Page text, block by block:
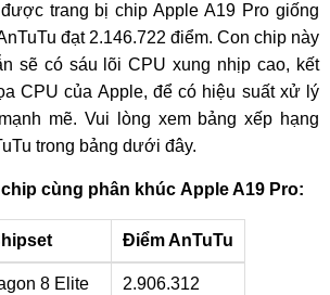
trang bị chip Apple A19 Pro giống
​​đạt 2.146.722 điểm. Con chip này
sẽ có sáu lõi CPU xung nhịp cao, kết
CPU của Apple, để có hiệu suất xử lý
mẽ. Vui lòng xem bảng xếp hạng
trong bảng dưới đây.
cùng phân khúc Apple A19 Pro:
Điểm AnTuTu
8 Elite 2.906.312